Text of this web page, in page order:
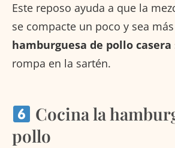
Este reposo ayuda a que la
se compacte un poco y sea
hamburguesa de pollo casera
rompa en la sartén.
Cocina la
pollo